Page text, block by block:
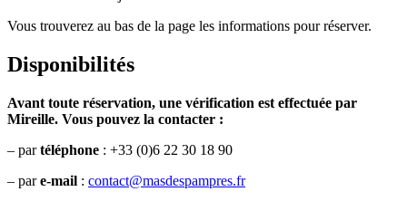
Vous trouverez au bas de la page les informations pour réserver.
Disponibilités
Avant toute réservation, une vérification est effectuée par
Mireille. Vous pouvez la contacter :
– partéléphone : +33 (0)6 22 30 18 90
– pare-mail : contact@masdespampres.fr